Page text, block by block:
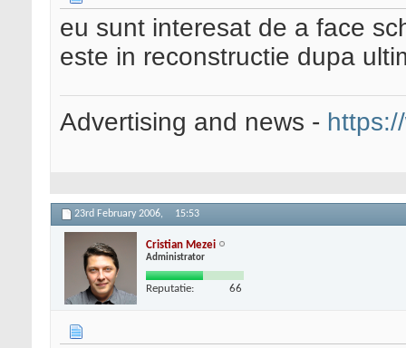
eu sunt interesat de a face
este in reconstructie dupa
Advertising and news -
23rd February 2006, 15:53
Cristian Mezei
Administrator
Reputatie: 66